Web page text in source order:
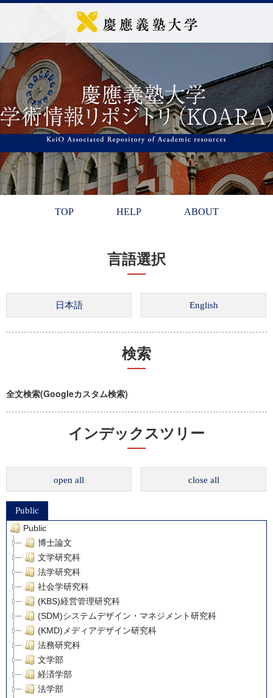
TOP HELP ABOUT
言語選択
検索
全文検索(Googleカスタム検索)
インデックスツリー
open all close all
Public
Public
博士論文
文学研究科
法学研究科
社会学研究科
(KBS)経営管理研究科
(SDM)システムデザイン・マネジメント研究科
(KMD)メディアデザイン研究科
法務研究科
文学部
経済学部
法学部